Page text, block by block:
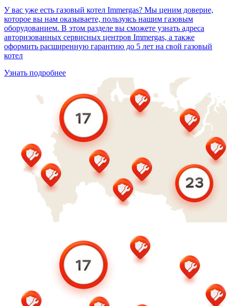
У вас уже есть газовый котел Immergas? Мы ценим доверие,
которое вы нам оказываете, пользуясь нашим газовым
оборудованием. В этом разделе вы сможете узнать адреса
авторизованных сервисных центров Immergas, а также
оформить расширенную гарантию до 5 лет на свой газовый
котел
Узнать подробнее